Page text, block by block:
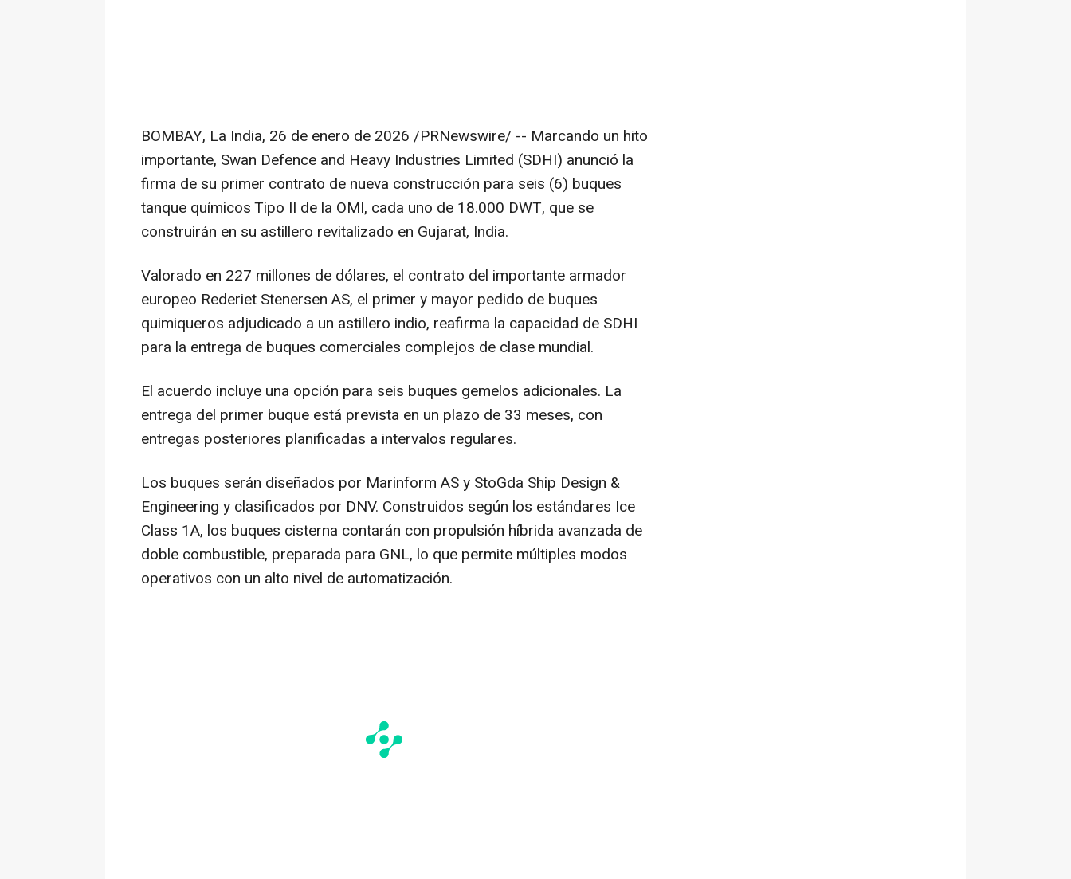
BOMBAY, La India, 26 de enero de 2026 /PRNewswire/ -- Marcando un hito
importante, Swan Defence and Heavy Industries Limited (SDHI) anunció la
firma de su primer contrato de nueva construcción para seis (6) buques
tanque químicos Tipo II de la OMI, cada uno de 18.000 DWT, que se
construirán en su astillero revitalizado en Gujarat, India.
Valorado en 227 millones de dólares, el contrato del importante armador
europeo Rederiet Stenersen AS, el primer y mayor pedido de buques
quimiqueros adjudicado a un astillero indio, reafirma la capacidad de SDHI
para la entrega de buques comerciales complejos de clase mundial.
El acuerdo incluye una opción para seis buques gemelos adicionales. La
entrega del primer buque está prevista en un plazo de 33 meses, con
entregas posteriores planificadas a intervalos regulares.
Los buques serán diseñados por Marinform AS y StoGda Ship Design &
Engineering y clasificados por DNV. Construidos según los estándares Ice
Class 1A, los buques cisterna contarán con propulsión híbrida avanzada de
doble combustible, preparada para GNL, lo que permite múltiples modos
operativos con un alto nivel de automatización.